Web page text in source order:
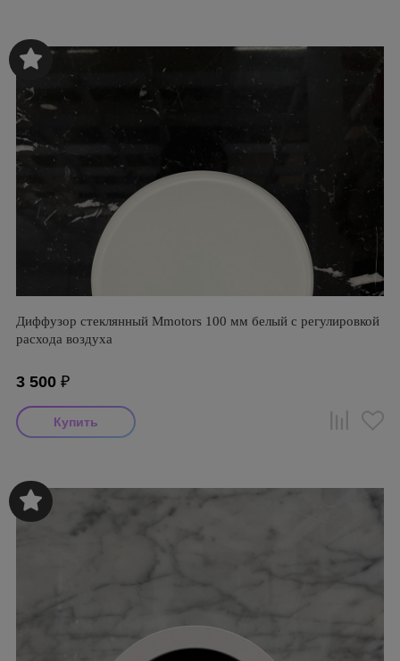
Диффузор стеклянный Mmotors 100 мм белый с регулировкой
расхода воздуха
3 500 ₽